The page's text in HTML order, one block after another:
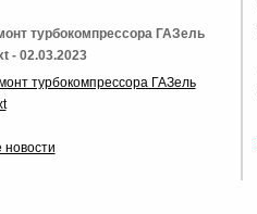
турбокомпрессора ГАЗель
- 02.03.2023
турбокомпрессора ГАЗель
новости